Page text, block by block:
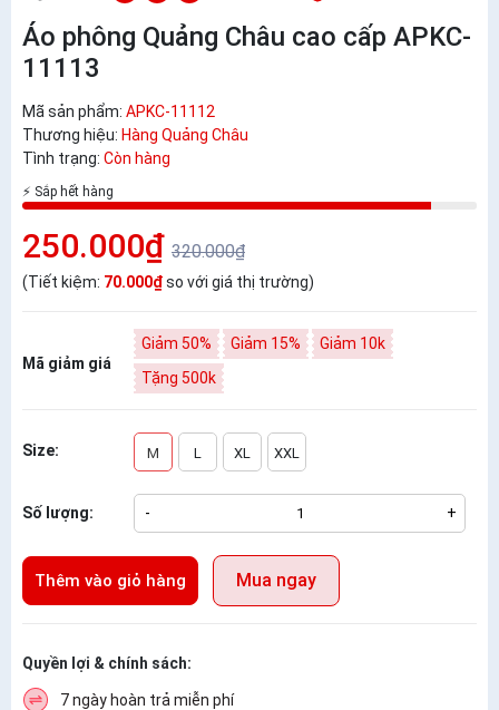
Áo phông Quảng Châu cao cấp APKC-
11113
Mã sản phẩm: APKC-11112
Thương hiệu: Hàng Quảng Châu
Tình trạng: Còn hàng
⚡ Sắp hết hàng
250.000₫ 320.000₫
(Tiết kiệm: 70.000₫so với giá thị trường)
Mã giảm giá
Giảm 50% Giảm 15%
Giảm 10k
Tặng 500k
Size: M L XL XXL
Số lượng: - +
Thêm vào giỏ hàng Mua ngay
Quyền lợi & chính sách:
7 ngày hoàn trả miễn phí